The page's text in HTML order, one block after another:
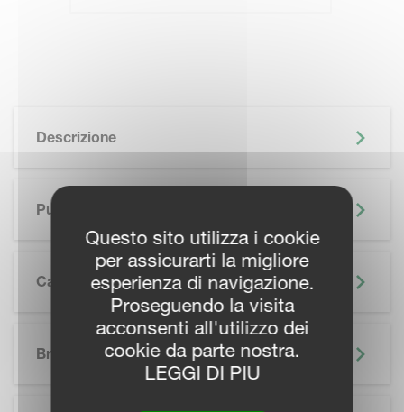
Descrizione
Punti Di Forza
Caratteristiche
Brochure
SKIP BROCHURE
Questo sito utilizza i cookie
per assicurarti la migliore
esperienza di navigazione.
Proseguendo la visita
acconsenti all'utilizzo dei
cookie da parte nostra.
LEGGI DI PIU